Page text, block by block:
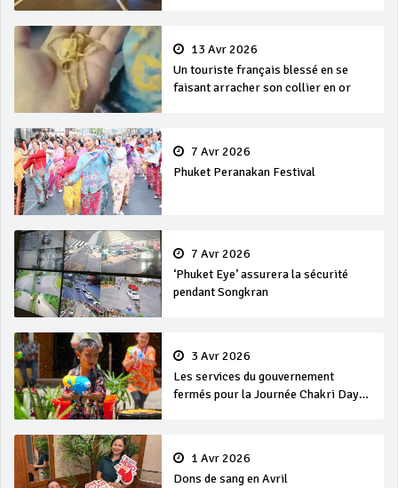
13 Avr 2026
Un touriste français blessé en se
faisant arracher son collier en or
7 Avr 2026
Phuket Peranakan Festival
7 Avr 2026
‘Phuket Eye’ assurera la sécurité
pendant Songkran
3 Avr 2026
Les services du gouvernement
fermés pour la Journée Chakri Day
1 Avr 2026
Dons de sang en Avril